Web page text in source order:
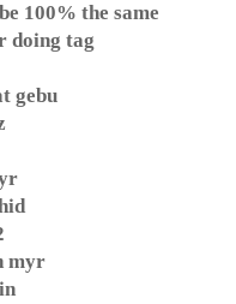
100% the same
doing tag
gebu
myr